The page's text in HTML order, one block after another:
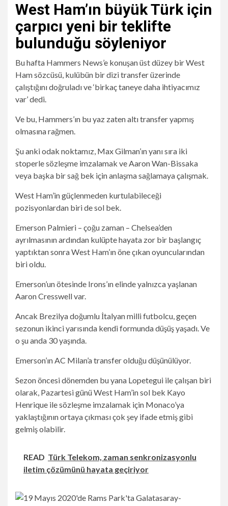
West Ham’ın büyük Türk için
çarpıcı yeni bir teklifte
bulunduğu söyleniyor
Bu hafta Hammers News’e konuşan üst düzey bir West
Ham sözcüsü, kulübün bir dizi transfer üzerinde
çalıştığını doğruladı ve ‘birkaç taneye daha ihtiyacımız
var’ dedi.
Ve bu, Hammers’ın bu yaz zaten altı transfer yapmış
olmasına rağmen.
Şu anki odak noktamız, Max Gilman’ın yanı sıra iki
stoperle sözleşme imzalamak ve Aaron Wan-Bissaka
veya başka bir sağ bek için anlaşma sağlamaya çalışmak.
West Ham’in güçlenmeden kurtulabileceği
pozisyonlardan biri de sol bek.
Emerson Palmieri – çoğu zaman – Chelsea’den
ayrılmasının ardından kulüpte hayata zor bir başlangıç ​​
yaptıktan sonra West Ham’ın öne çıkan oyuncularından
biri oldu.
Emerson’un ötesinde Irons’ın elinde yalnızca yaşlanan
Aaron Cresswell var.
Ancak Brezilya doğumlu İtalyan milli futbolcu, geçen
sezonun ikinci yarısında kendi formunda düşüş yaşadı. Ve
o şu anda 30 yaşında.
Emerson’ın AC Milan’a transfer olduğu düşünülüyor.
Sezon öncesi dönemden bu yana Lopetegui ile çalışan biri
olarak, Pazartesi günü West Ham’in sol bek Kayo
Henrique ile sözleşme imzalamak için Monaco’ya
yaklaştığının ortaya çıkması çok şey ifade etmiş gibi
gelmiş olabilir.
READ Türk Telekom, zaman senkronizasyonlu
iletim çözümünü hayata geçiriyor